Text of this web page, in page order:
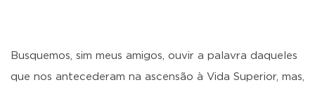
Busquemos, sim meus amigos, ouvir a palavra daqueles
que nos antecederam na ascensão à Vida Superior, mas,